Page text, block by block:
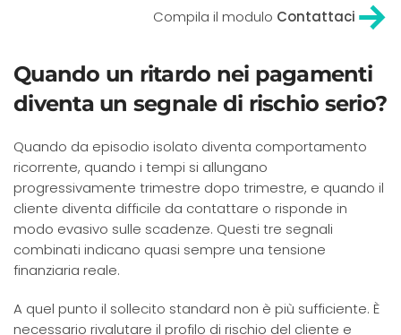
Compila il modulo Contattaci
Quando un ritardo nei pagamenti
diventa un segnale di rischio serio?
Quando da episodio isolato diventa comportamento
ricorrente, quando i tempi si allungano
progressivamente trimestre dopo trimestre, e quando il
cliente diventa difficile da contattare o risponde in
modo evasivo sulle scadenze. Questi tre segnali
combinati indicano quasi sempre una tensione
finanziaria reale.
A quel punto il sollecito standard non è più sufficiente. È
necessario rivalutare il profilo di rischio del cliente e